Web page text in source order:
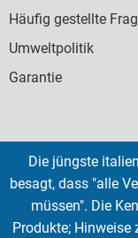
Häufig gestellte
Umweltpolitik
Garantie
SOCIAL
ICONS
English French
Die jüngste
besagt, dass "alle
müssen". Die
Produkte;